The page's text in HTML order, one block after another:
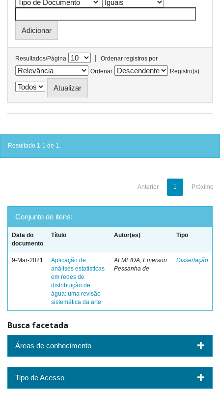
Resultados/Página |
Ordenar registros por
Ordenar
Registro(s)
Resultado 1-1 de 1.
Anterior 1 Próximo
Conjunto de itens:
Data do
documento
Título Autor(es) Tipo
9-Mar-2021
Aplicação de
análises estatísticas
em redes de
distribuição de
água: uma revisão
sistemática da arte
ALMEIDA, Emerson
Pessanha de
Dissertação
Busca facetada
Áreas de conhecimento
Tipo de Acesso